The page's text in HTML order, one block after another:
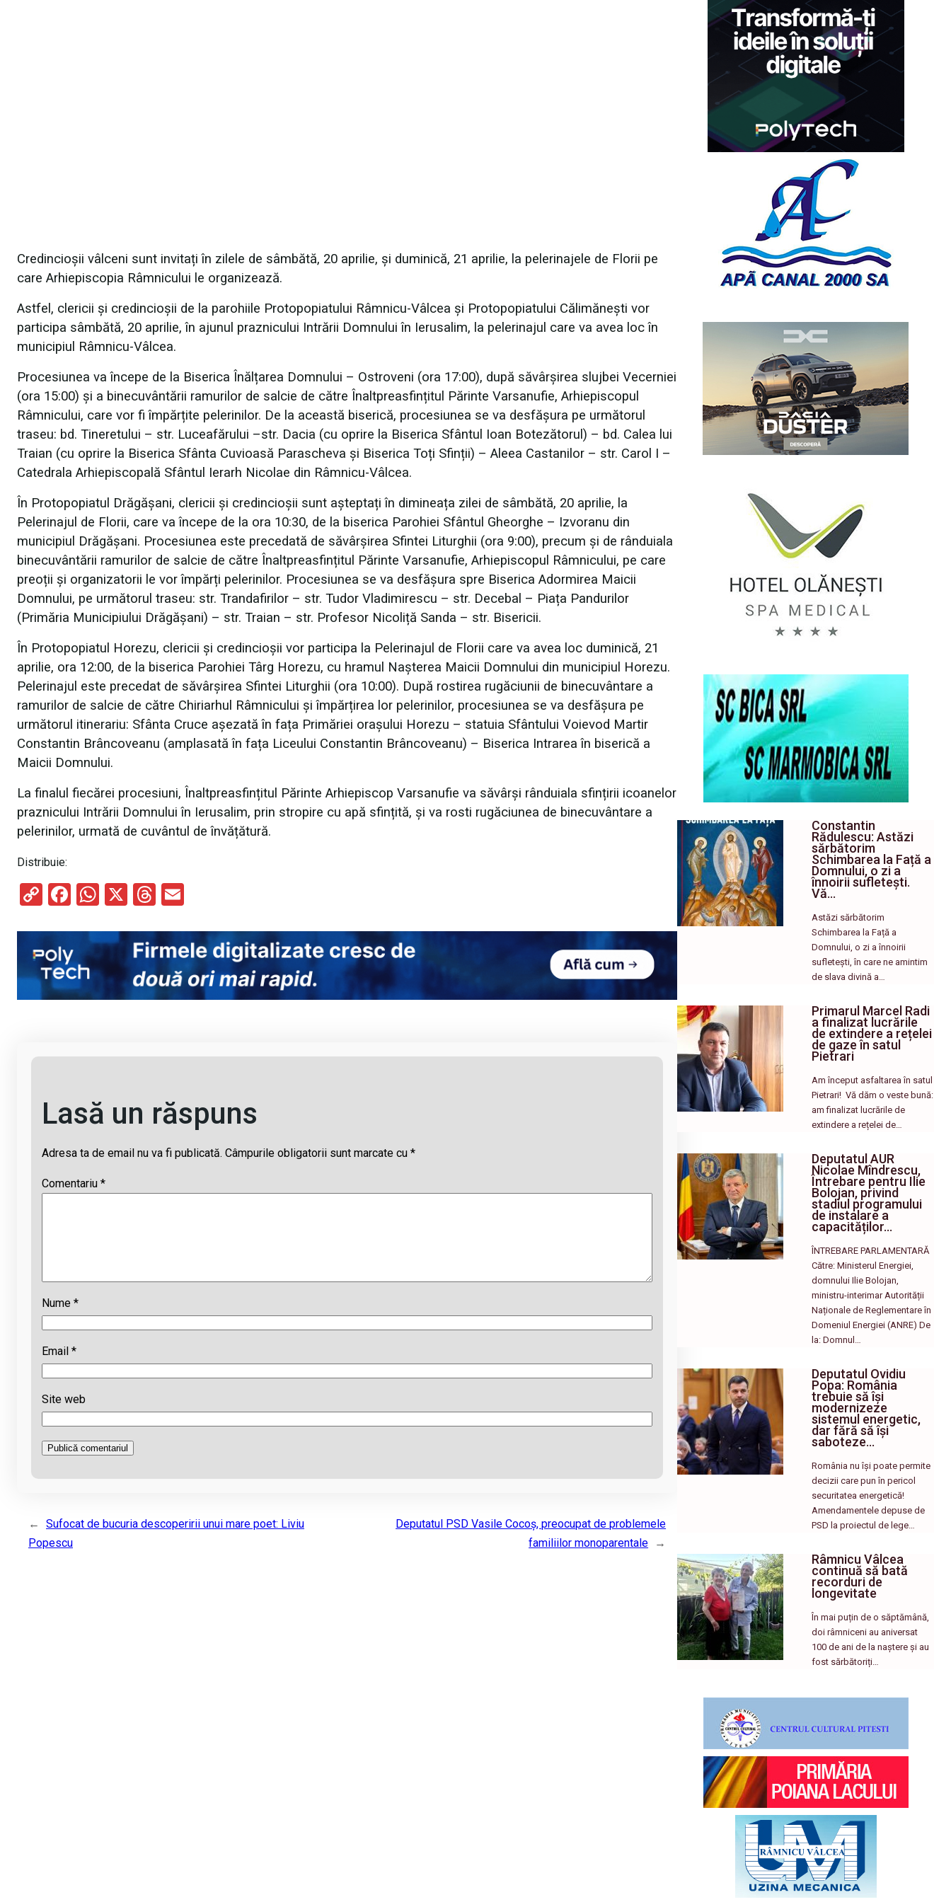
Credincioșii vâlceni sunt invitați în zilele de sâmbătă, 20 aprilie, și duminică, 21 aprilie, la pelerinajele de Florii pe
care Arhiepiscopia Râmnicului le organizează.
Astfel, clericii și credincioșii de la parohiile Protopopiatului Râmnicu-Vâlcea și Protopopiatului Călimănești vor
participa sâmbătă, 20 aprilie, în ajunul praznicului Intrării Domnului în Ierusalim, la pelerinajul care va avea loc în
municipiul Râmnicu-Vâlcea.
Procesiunea va începe de la Biserica Înălțarea Domnului – Ostroveni (ora 17:00), după săvârșirea slujbei Vecerniei
(ora 15:00) și a binecuvântării ramurilor de salcie de către Înaltpreasfințitul Părinte Varsanufie, Arhiepiscopul
Râmnicului, care vor fi împărțite pelerinilor. De la această biserică, procesiunea se va desfășura pe următorul
traseu: bd. Tineretului – str. Luceafărului –str. Dacia (cu oprire la Biserica Sfântul Ioan Botezătorul) – bd. Calea lui
Traian (cu oprire la Biserica Sfânta Cuvioasă Parascheva și Biserica Toți Sfinții) – Aleea Castanilor – str. Carol I –
Catedrala Arhiepiscopală Sfântul Ierarh Nicolae din Râmnicu-Vâlcea.
În Protopopiatul Drăgășani, clericii și credincioșii sunt așteptați în dimineața zilei de sâmbătă, 20 aprilie, la
Pelerinajul de Florii, care va începe de la ora 10:30, de la biserica Parohiei Sfântul Gheorghe – Izvoranu din
municipiul Drăgășani. Procesiunea este precedată de săvârșirea Sfintei Liturghii (ora 9:00), precum și de rânduiala
binecuvântării ramurilor de salcie de către Înaltpreasfințitul Părinte Varsanufie, Arhiepiscopul Râmnicului, pe care
preoții și organizatorii le vor împărți pelerinilor. Procesiunea se va desfășura spre Biserica Adormirea Maicii
Domnului, pe următorul traseu: str. Trandafirilor – str. Tudor Vladimirescu – str. Decebal – Piața Pandurilor
(Primăria Municipiului Drăgășani) – str. Traian – str. Profesor Nicoliță Sanda – str. Bisericii.
În Protopopiatul Horezu, clericii și credincioșii vor participa la Pelerinajul de Florii care va avea loc duminică, 21
aprilie, ora 12:00, de la biserica Parohiei Târg Horezu, cu hramul Nașterea Maicii Domnului din municipiul Horezu.
Pelerinajul este precedat de săvârșirea Sfintei Liturghii (ora 10:00). După rostirea rugăciunii de binecuvântare a
ramurilor de salcie de către Chiriarhul Râmnicului și împărțirea lor pelerinilor, procesiunea se va desfășura pe
următorul itinerariu: Sfânta Cruce așezată în fața Primăriei orașului Horezu – statuia Sfântului Voievod Martir
Constantin Brâncoveanu (amplasată în fața Liceului Constantin Brâncoveanu) – Biserica Intrarea în biserică a
Maicii Domnului.
La finalul fiecărei procesiuni, Înaltpreasfințitul Părinte Arhiepiscop Varsanufie va săvârși rânduiala sfințirii icoanelor
praznicului Intrării Domnului în Ierusalim, prin stropire cu apă sfințită, și va rosti rugăciunea de binecuvântare a
pelerinilor, urmată de cuvântul de învățătură.
Distribuie:
C
py
Li
n
k
F
ce
b
o
o
W
at
s
A
p
X
T
e
a
d
s
ail
Lasă un răspuns
Adresa ta de email nu va fi publicată. Câmpurile obligatorii sunt marcate cu *
Comentariu *
Nume *
Email *
Site web
←
Sufocat de bucuria descoperirii unui mare poet: Liviu
Popescu
Deputatul PSD Vasile Cocoș, preocupat de problemele
familiilor monoparentale
→
Constantin
Rădulescu: Astăzi
sărbătorim
Schimbarea la Față a
Domnului, o zi a
înnoirii sufletești.
Vă…
Astăzi sărbătorim
Schimbarea la Față a
Domnului, o zi a înnoirii
sufletești, în care ne amintim
de slava divină a…
Primarul Marcel Radi
a finalizat lucrările
de extindere a rețelei
de gaze în satul
Pietrari
Am început asfaltarea în satul
Pietrari! ​ Vă dăm o veste bună:
am finalizat lucrările de
extindere a rețelei de…
Deputatul AUR
Nicolae Mîndrescu,
Întrebare pentru Ilie
Bolojan, privind
stadiul programului
de instalare a
capacităților…
ÎNTREBARE PARLAMENTARĂ
Către: Ministerul Energiei,
domnului Ilie Bolojan,
ministru-interimar Autorității
Naționale de Reglementare în
Domeniul Energiei (ANRE) De
la: Domnul…
Deputatul Ovidiu
Popa: România
trebuie să își
modernizeze
sistemul energetic,
dar fără să își
saboteze…
România nu își poate permite
decizii care pun în pericol
securitatea energetică!
Amendamentele depuse de
PSD la proiectul de lege…
Râmnicu Vâlcea
continuă să bată
recorduri de
longevitate
În mai puțin de o săptămână,
doi râmniceni au aniversat
100 de ani de la naștere și au
fost sărbătoriți…